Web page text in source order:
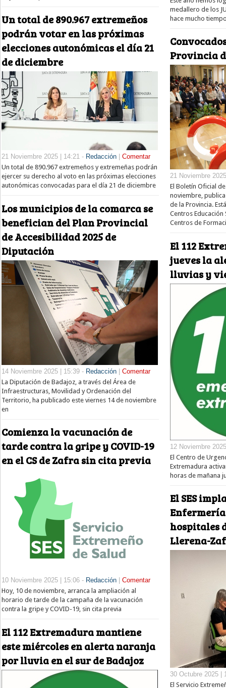
Un total de 890.967 extremeños
podrán votar en las próximas
elecciones autonómicas el día 21
de diciembre
21 Noviembre 2025 | 14:21 - Redacción
Comentar
Un total de 890.967 extremeños y extremeñas podrán
ejercer su derecho al voto en las próximas elecciones
autonómicas convocadas para el día 21 de diciembre
Los municipios de la comarca se
benefician del Plan Provincial
de Accesibilidad 2025 de
Diputación
14 Noviembre 2025 | 15:39 - Redacción | Comentar
La Diputación de Badajoz, a través del Área de
Infraestructuras, Movilidad y Ordenación del
Territorio, ha publicado este viernes 14 de noviembre
en
Comienza la vacunación de
tarde contra la gripe y COVID-19
en el CS de Zafra sin cita previa
10 Noviembre 2025 | 15:06 - Redacción
Comentar
Hoy, 10 de noviembre, arranca la ampliación al
horario de tarde de la campaña de la vacunación
contra la gripe y COVID-19, sin cita previa
El 112 Extremadura mantiene
este miércoles en alerta naranja
por lluvia en el sur de Badajoz
medallero de los
hace mucho
Provincia
21 Noviembre
El Boletín Oficial
noviembre,
de la Provincia.
Centros Educación
Centros de
El 112
jueves la
lluvias y
12 Noviembre
El Centro de
Extremadura
horas de mañana
El SES
hospitales
Llerena-
30 Octubre 2025 |
El Servicio